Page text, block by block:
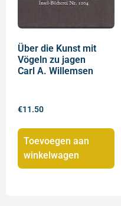
Über die Kunst mit
Vögeln zu jagen
Carl A. Willemsen
€11.50
Toevoegen aan
winkelwagen